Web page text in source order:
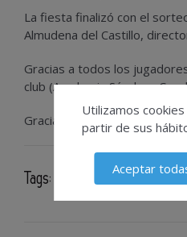
La fiesta finalizó con el
Almudena del Castillo,
Gracias a todos los
club (Academia Sánchez-
Gracias a todos y nos
Tags: Torneo de Pádel
Utilizamos
partir de sus
Aceptar